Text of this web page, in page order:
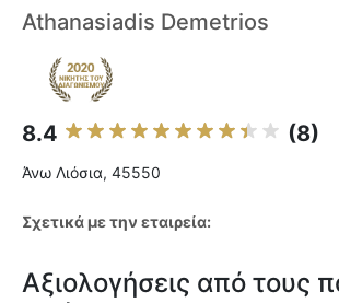
Athanasiadis Demetrios
8.4 (8)
Άνω Λιόσια, 45550
Σχετικά με την εταιρεία:
Αξιολογήσεις από τους